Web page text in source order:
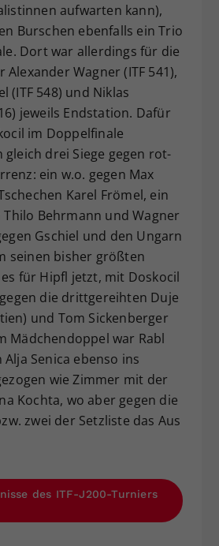
aufwarten kann),
Burschen ebenfalls ein Trio
Dort war allerdings für die
Wagner (ITF 541),
(ITF 548) und Niklas
jeweils Endstation. Dafür
im Doppelfinale
gleich drei Siege gegen rot-
ein w.o. gegen Max
Karel Frömel, ein
Thilo Behrmann und Wagner
Gschiel und den Ungarn
seinen bisher größten
für Hipfl jetzt, mit Doskocil
die drittgereihten Duje
und Tom Sickenberger
Mädchendoppel war Rabl
Senica ebenso ins
wie Zimmer mit der
Kochta, wo aber gegen die
zwei der Setzliste das Aus
des ITF-J200-Turniers